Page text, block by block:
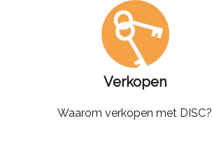
Verkopen
Waarom verkopen met DISC?